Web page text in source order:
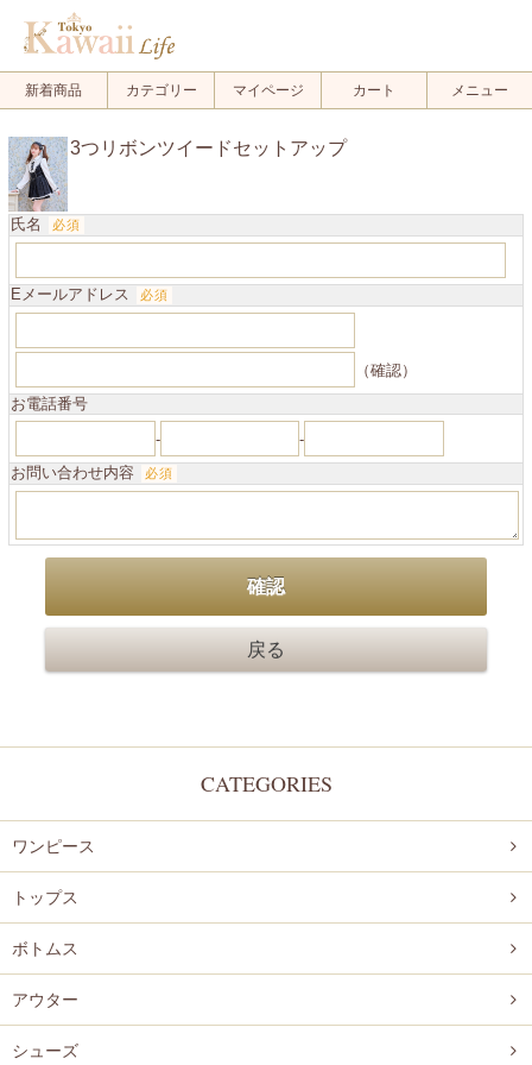
新着商品 カテゴリー マイページ カート メニュー
3つリボンツイードセットアップ
氏名 必須
Eメールアドレス 必須
（確認）
お電話番号
-
-
お問い合わせ内容
必須
CATEGORIES
ワンピース
トップス
ボトムス
アウター
シューズ